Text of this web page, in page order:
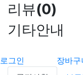
리뷰(0)
기타안내
로그인 장바구